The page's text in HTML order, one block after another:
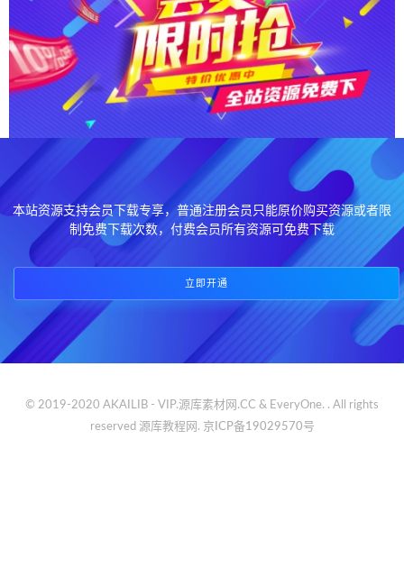
本站资源支持会员下载专享，普通注册会员只能原价购买资源或者限
制免费下载次数，付费会员所有资源可免费下载
立即开通
© 2019-2020 AKAILIB - VIP.源库素材网.CC & EveryOne. . All rights
reserved 源库教程网. 京ICP备19029570号